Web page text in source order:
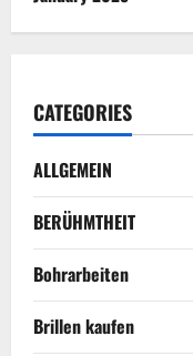
CATEGORIES
ALLGEMEIN
BERÜHMTHEIT
Bohrarbeiten
Brillen kaufen